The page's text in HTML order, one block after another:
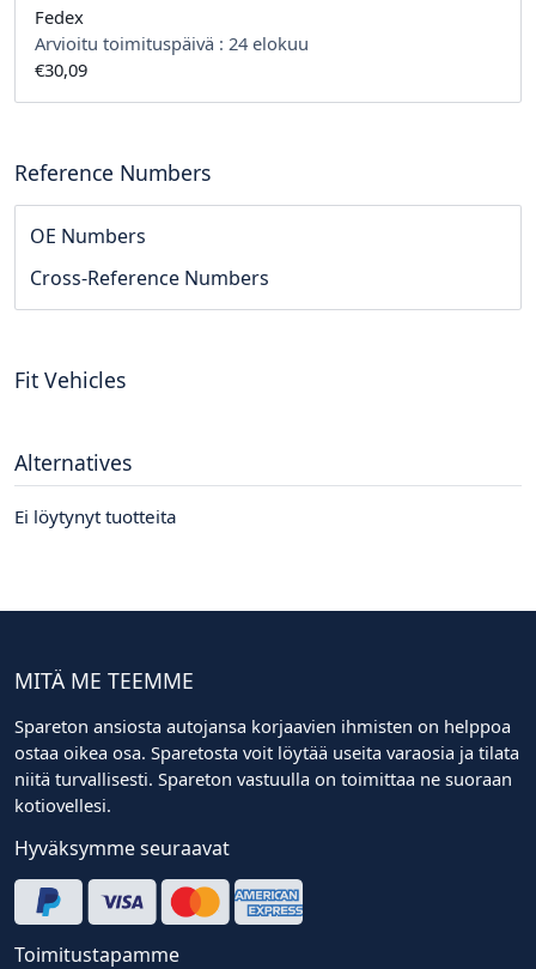
Fedex
Arvioitu toimituspäivä : 24 elokuu
€30,09
Reference Numbers
OE Numbers
Cross-Reference Numbers
Fit Vehicles
Alternatives
Ei löytynyt tuotteita
MITÄ ME TEEMME
Spareton ansiosta autojansa korjaavien ihmisten on helppoa
ostaa oikea osa. Sparetosta voit löytää useita varaosia ja tilata
niitä turvallisesti. Spareton vastuulla on toimittaa ne suoraan
kotiovellesi.
Hyväksymme seuraavat
Toimitustapamme